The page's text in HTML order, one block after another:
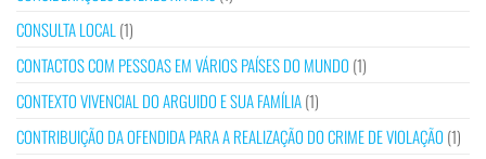
CONSULTA LOCAL (1)
CONTACTOS COM PESSOAS EM VÁRIOS PAÍSES DO MUNDO (1)
CONTEXTO VIVENCIAL DO ARGUIDO E SUA FAMÍLIA(1)
CONTRIBUIÇÃO DA OFENDIDA PARA A REALIZAÇÃO DO CRIME DE VIOLAÇÃO (1)